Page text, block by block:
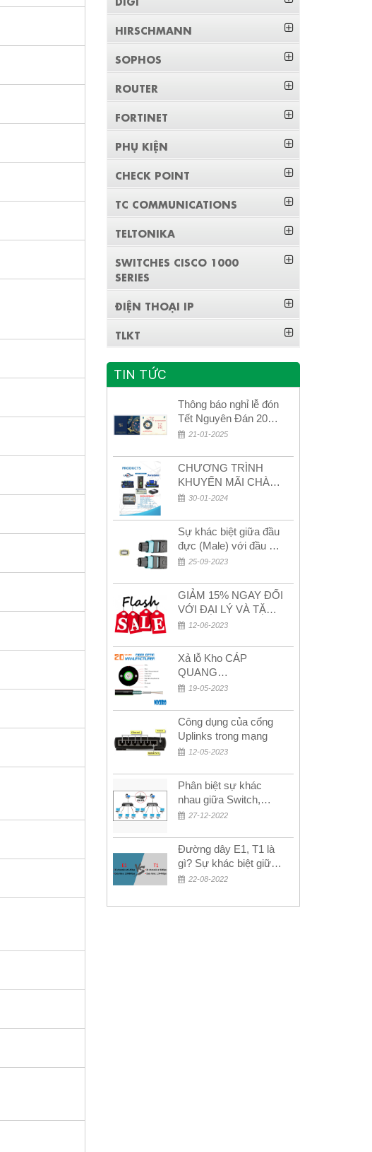
HIRSCHMANN
SOPHOS
ROUTER
FORTINET
PHỤ KIỆN
CHECK POINT
TC COMMUNICATIONS
TELTONIKA
SWITCHES CISCO 1000
SERIES
ĐIỆN THOẠI IP
TLKT
TIN TỨC
Thông báo nghỉ lễ đón
Tết Nguyên Đán 2026
– Xuân Bính Ngọ!
21-01-2025
CHƯƠNG TRÌNH
KHUYẾN MÃI CHÀO
MỪNG NĂM MỚI
30-01-2024
Sự khác biệt giữa đầu
đực (Male) với đầu cái
(Female) trong bộ đầu
25-09-2023
GIẢM 15% NGAY ĐỐI
VỚI ĐẠI LÝ VÀ TẶNG
QUÀ KHÁCH HÀNG
12-06-2023
Xả lỗ Kho CÁP
QUANG
MULTIMODE CÁP
MULTIMODE 4-8-12-
24Fo SỢI OM1-OM2-
OM3 Siêu Rẻ 5k
19-05-2023
Công dụng của cổng
Uplinks trong mạng
12-05-2023
Phân biệt sự khác
nhau giữa Switch,
Router và Hub
27-12-2022
Đường dây E1, T1 là
gì? Sự khác biệt giữa
E1 và T1
22-08-2022